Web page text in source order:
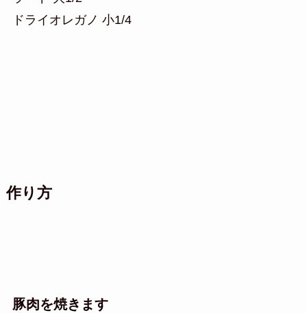
ドライオレガノ 小1/4
作り方
豚肉を焼きます